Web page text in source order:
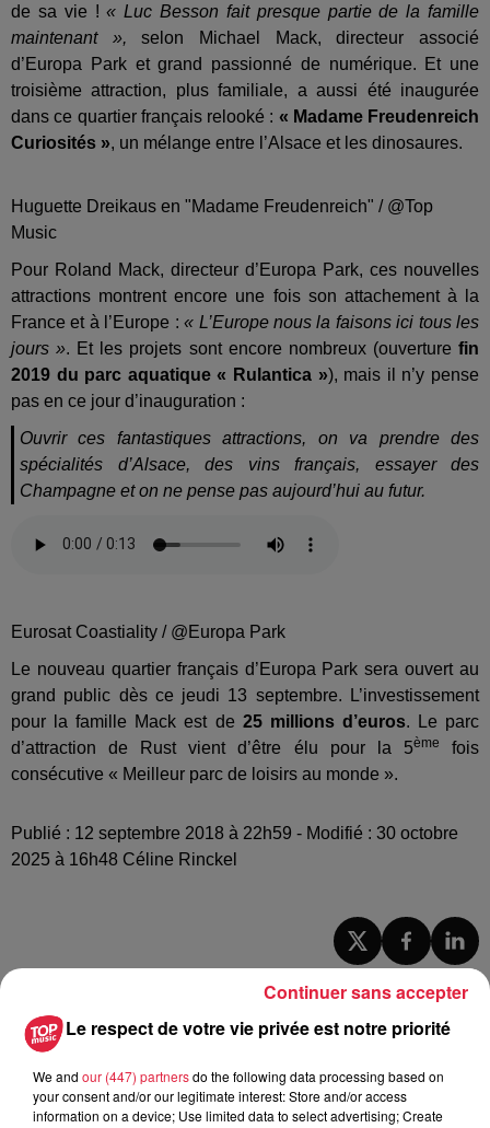
de sa vie !« Luc Besson fait presque partie de la famille
maintenant », selon Michael Mack, directeur associé
d’Europa Park et grand passionné de numérique.
Et une
troisième attraction, plus familiale, a aussi été inaugurée
dans ce quartier français relooké : « Madame Freudenreich
Curiosités », un mélange entre l’Alsace et les dinosaures.
Huguette Dreikaus en "Madame Freudenreich" / @Top
Music
Pour Roland Mack, directeur d’Europa Park, ces nouvelles
attractions montrent encore une fois son attachement à la
France et à l’Europe :« L’Europe nous la faisons ici tous les
jours ». Et les projets sont encore nombreux (ouverturefin
2019 du parc aquatique « Rulantica »), mais il n’y pense
pas en ce jour d’inauguration :
Ouvrir ces fantastiques attractions, on va prendre des
spécialités d’Alsace, des vins français, essayer des
Champagne et on ne pense pas aujourd’hui au futur.
Eurosat Coastiality / @Europa Park
Le nouveau quartier français d’Europa Park sera ouvert au
grand public dès ce jeudi 13 septembre. L’investissement
pour la famille Mack est de 25 millions d’euros. Le parc
d’attraction de Rust vient d’être élu pour la 5ème
fois
consécutive « Meilleur parc de loisirs au monde ».
Publié : 12 septembre 2018 à 22h59 - Modifié : 30 octobre
2025 à 16h48 Céline Rinckel
A lire aussi
6 août 2026
robinets
Le respect de votre vie privée est notre priorité
We and our (447) partnersdo the following data processing based on
your consent and/or our legitimate interest: Store and/or access
information on a device; Use limited data to select advertising; Create
Continuer sans accepter